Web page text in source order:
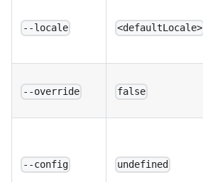
--locale <defaultLocale>
--override false
--config undefined